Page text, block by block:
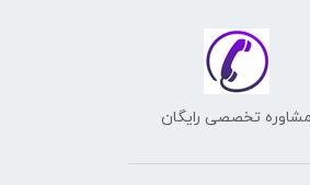
مشاوره تخصصی رایگان